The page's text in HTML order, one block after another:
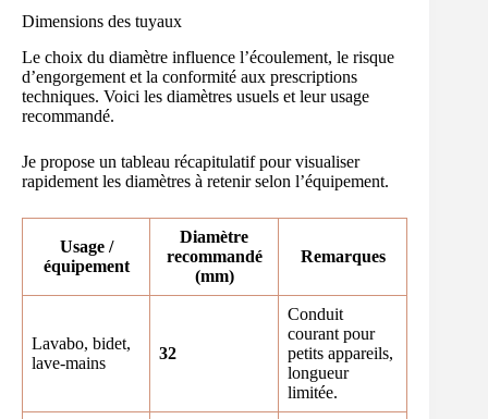
Dimensions des tuyaux
Le choix du diamètre influence l’écoulement, le risque
d’engorgement et la conformité aux prescriptions
techniques. Voici les diamètres usuels et leur usage
recommandé.
Je propose un tableau récapitulatif pour visualiser
rapidement les diamètres à retenir selon l’équipement.
Usage /
équipement
Diamètre
recommandé
(mm)
Remarques
Lavabo, bidet,
lave-mains
32
Conduit
courant pour
petits appareils,
longueur
limitée.